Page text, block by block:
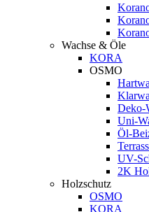
Wachse & Öle
KORA
OSMO
Deko-
Uni-
Öl-
UV-
2K
Holzschutz
OSMO
KORA